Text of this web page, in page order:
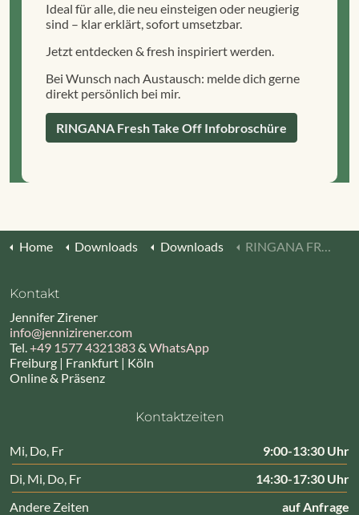
Ideal für alle, die neu einsteigen oder neugierig
sind – klar erklärt, sofort umsetzbar.
Jetzt entdecken & fresh inspiriert werden.
Bei Wunsch nach Austausch: melde dich gerne
direkt persönlich bei mir.
RINGANA Fresh Take Off Infobroschüre
Home Downloads Downloads RINGANA FRESH Take Off
Kontakt
Jennifer Zirener
info@jennizirener.com
Tel.+49 1577 4321383& WhatsApp
Freiburg | Frankfurt | Köln
Online & Präsenz
Kontaktzeiten
Mi, Do, Fr
9:00-13:30 Uhr
Di, Mi, Do, Fr
14:30-17:30 Uhr
Andere Zeiten
auf Anfrage